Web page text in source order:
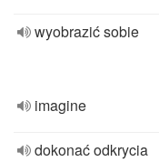
wyobrazić sobie
imagine
dokonać odkrycia